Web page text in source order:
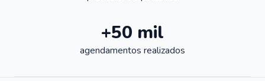
+50 mil
agendamentos realizados